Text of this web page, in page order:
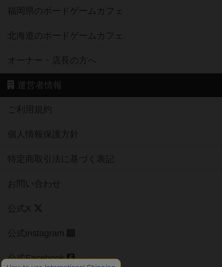
福岡県のボードゲームカフェ
北海道のボードゲームカフェ
オーナー・店長の方へ
運営者情報
ご利用規約
個人情報保護方針
特定商取引法に基づく表記
お問い合わせ
公式X
公式instagram
公式Facebook